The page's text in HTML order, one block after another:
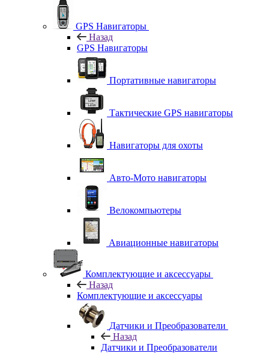
GPS Навигаторы
Назад
GPS Навигаторы
Портативные навигаторы
Тактические GPS навигаторы
Навигаторы для охоты
Авто-Мото навигаторы
Велокомпьютеры
Авиационные навигаторы
Комплектующие и аксессуары
Назад
Комплектующие и аксессуары
Датчики и Преобразователи
Назад
Датчики и Преобразователи